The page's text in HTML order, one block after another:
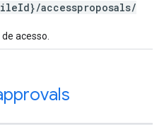
Id}/accessproposals/
acesso.